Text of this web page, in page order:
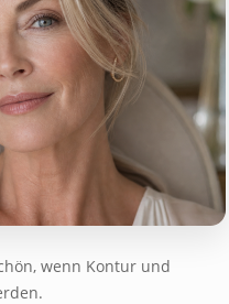
wenn Kontur und